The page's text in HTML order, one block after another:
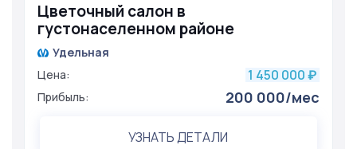
Цветочный салон в
густонаселенном районе
Удельная
Цена:
1 450 000 ₽
Прибыль: 200 000/мес
УЗНАТЬ ДЕТАЛИ